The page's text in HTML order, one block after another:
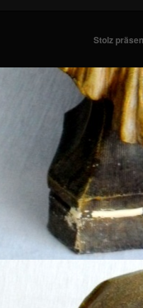
Stolz